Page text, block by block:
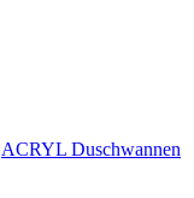
ACRYL Duschwannen